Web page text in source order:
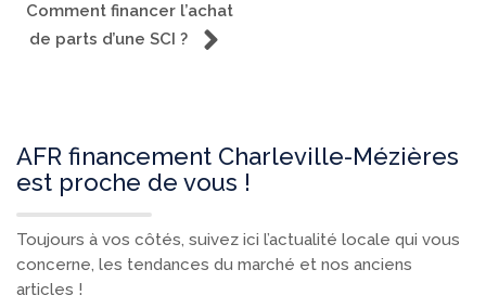
Comment financer l’achat
de parts d’une SCI ?
AFR financement Charleville-Mézières
est proche de vous !
Toujours à vos côtés, suivez ici l’actualité locale qui vous
concerne, les tendances du marché et nos anciens
articles !